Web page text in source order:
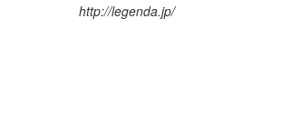
http://legenda.jp/